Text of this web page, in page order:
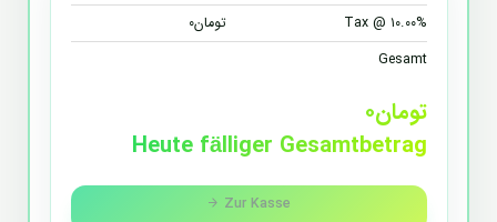
Tax @ ۱۰.۰۰%
تومان۰
Gesamt
تومان۰
Heute fälliger Gesamtbetrag
Zur Kasse